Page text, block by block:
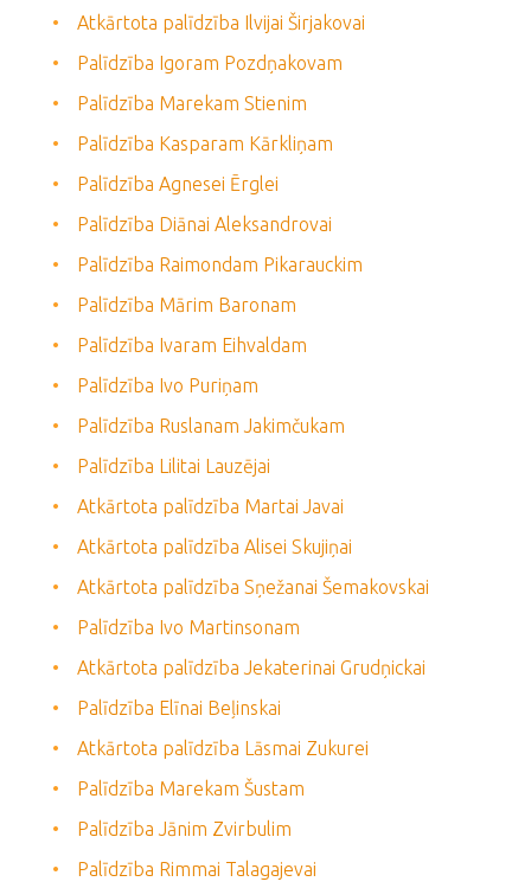
Atkārtota palīdzība Ilvijai Širjakovai
Palīdzība Igoram Pozdņakovam
Palīdzība Marekam Stienim
Palīdzība Kasparam Kārkliņam
Palīdzība Agnesei Ērglei
Palīdzība Diānai Aleksandrovai
Palīdzība Raimondam Pikarauckim
Palīdzība Mārim Baronam
Palīdzība Ivaram Eihvaldam
Palīdzība Ivo Puriņam
Palīdzība Ruslanam Jakimčukam
Palīdzība Lilitai Lauzējai
Atkārtota palīdzība Martai Javai
Atkārtota palīdzība Alisei Skujiņai
Atkārtota palīdzība Sņežanai Šemakovskai
Palīdzība Ivo Martinsonam
Atkārtota palīdzība Jekaterinai Grudņickai
Palīdzība Elīnai Beļinskai
Atkārtota palīdzība Lāsmai Zukurei
Palīdzība Marekam Šustam
Palīdzība Jānim Zvirbulim
Palīdzība Rimmai Talagajevai